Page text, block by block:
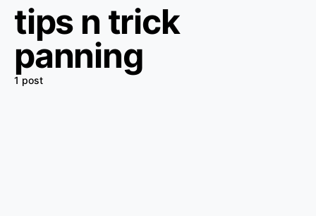
tips n trick
panning
1 post